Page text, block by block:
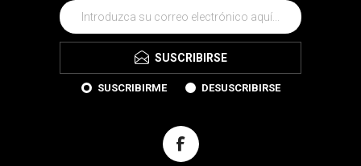
SUSCRIBIRSE
SUSCRIBIRME DESUSCRIBIRSE